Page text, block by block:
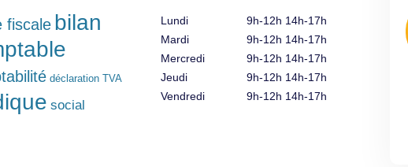
fiscale bilan
déclaration TVA
social
Lundi
Mardi
Mercredi
Jeudi
Vendredi
9h-12h 14h-17h
9h-12h 14h-17h
9h-12h 14h-17h
9h-12h 14h-17h
9h-12h 14h-17h